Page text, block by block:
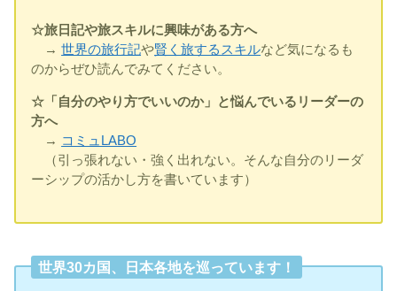
☆旅日記や旅スキルに興味がある方へ
→世界の旅行記や賢く旅するスキルなど気になるも
のからぜひ読んでみてください。
☆「自分のやり方でいいのか」と悩んでいるリーダーの
方へ
→ コミュLABO
（引っ張れない・強く出れない。そんな自分のリーダ
ーシップの活かし方を書いています）
世界30カ国、日本各地を巡っています！